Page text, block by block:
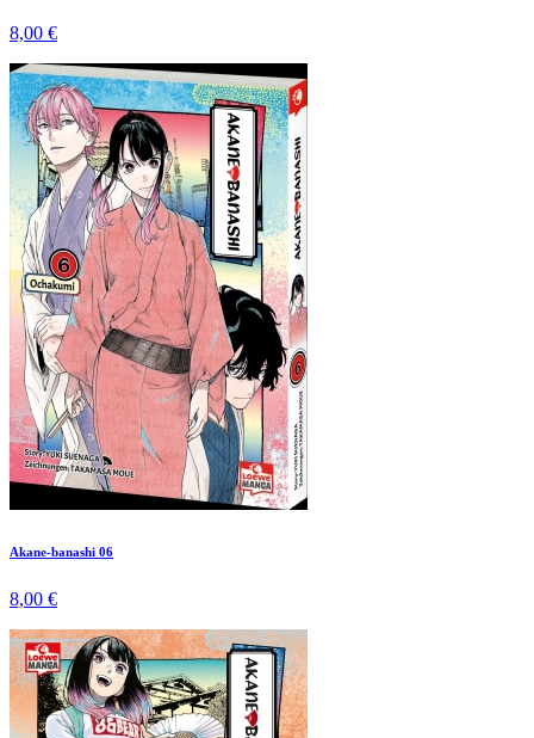
8,00 €
Akane-banashi 06
8,00 €